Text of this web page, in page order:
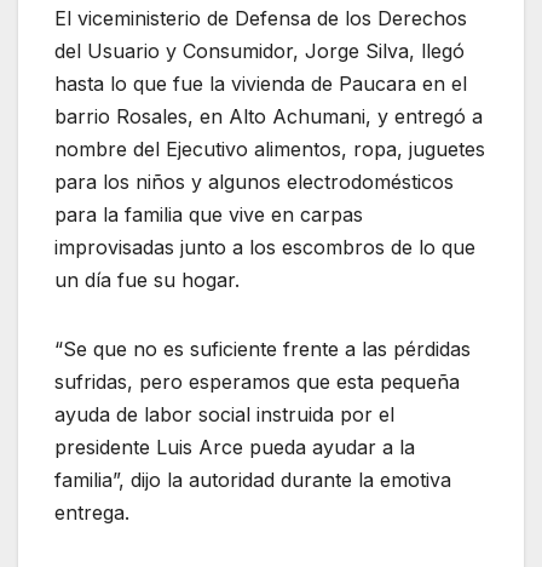
El viceministerio de Defensa de los Derechos
del Usuario y Consumidor, Jorge Silva, llegó
hasta lo que fue la vivienda de Paucara en el
barrio Rosales, en Alto Achumani, y entregó a
nombre del Ejecutivo alimentos, ropa, juguetes
para los niños y algunos electrodomésticos
para la familia que vive en carpas
improvisadas junto a los escombros de lo que
un día fue su hogar.
“Se que no es suficiente frente a las pérdidas
sufridas, pero esperamos que esta pequeña
ayuda de labor social instruida por el
presidente Luis Arce pueda ayudar a la
familia”, dijo la autoridad durante la emotiva
entrega.